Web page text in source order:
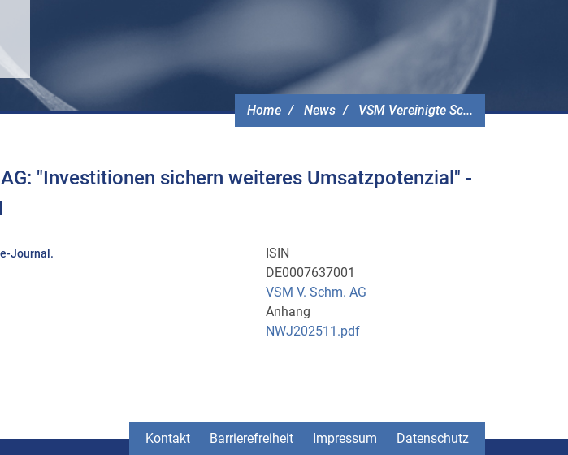
Home News VSM Vereinigte Sc...
"Investitionen sichern weiteres Umsatzpotenzial" -
Journal.
ISIN
DE0007637001
VSM V. Schm. AG
Anhang
NWJ202511.pdf
Kontakt Barrierefreiheit Impressum Datenschutz